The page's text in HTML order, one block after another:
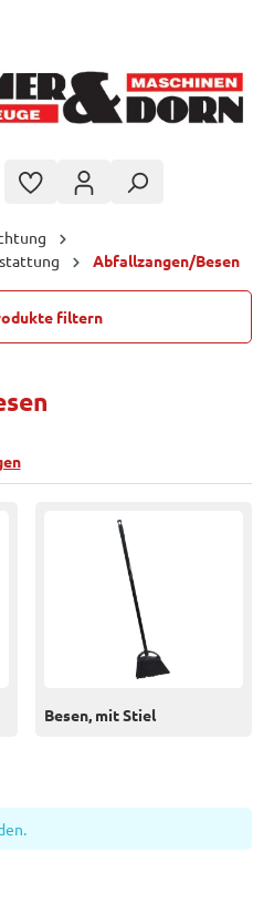
Abfallzangen/Besen
filtern
Besen, mit Stiel